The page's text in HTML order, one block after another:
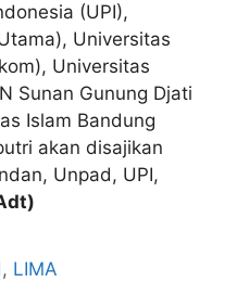
(UPI),
Universitas
Universitas
Sunan Gunung Djati
Islam Bandung
akan disajikan
Unpad, UPI,
, LIMA